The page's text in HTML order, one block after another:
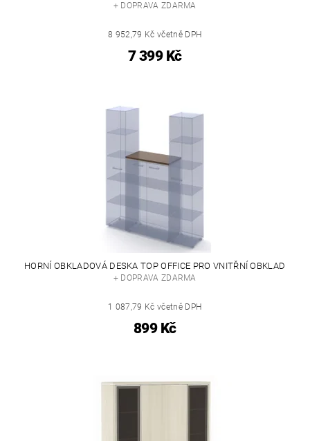
+ DOPRAVA ZDARMA
8 952,79 Kč včetně DPH
7 399 Kč
HORNÍ OBKLADOVÁ DESKA TOP OFFICE PRO VNITŘNÍ OBKLAD
+ DOPRAVA ZDARMA
1 087,79 Kč včetně DPH
899 Kč